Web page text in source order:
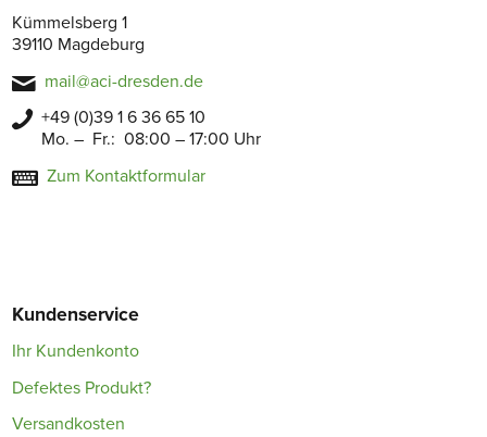
Kümmelsberg 1
39110 Magdeburg
mail@aci-dresden.de
+49 (0)39 1 6 36 65 10
Mo. – Fr.: 08:00 – 17:00 Uhr
Zum Kontaktformular
Kundenservice
Ihr Kundenkonto
Defektes Produkt?
Versandkosten